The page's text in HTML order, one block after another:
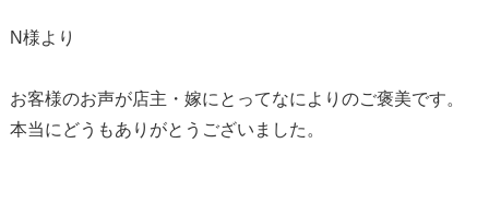
N様より
お客様のお声が店主・嫁にとってなによりのご褒美です。
本当にどうもありがとうございました。